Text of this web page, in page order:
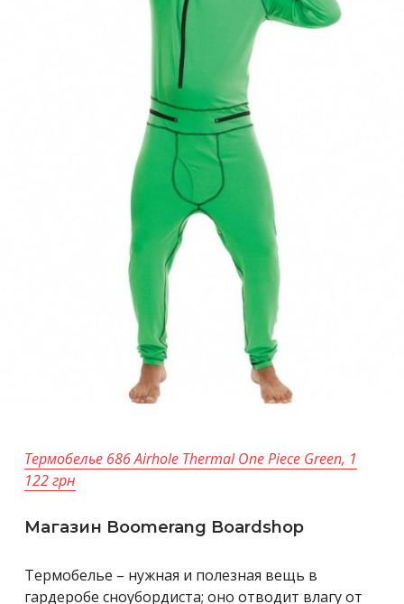
Термобелье 686 Airhole Thermal One Piece Green, 1
122 грн
Магазин Boomerang Boardshop
Термобелье – нужная и полезная вещь в
гардеробе сноубордиста; оно отводит влагу от